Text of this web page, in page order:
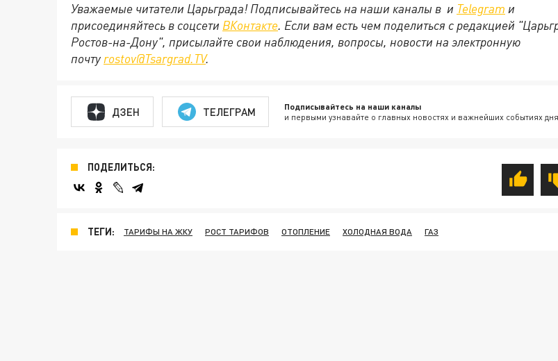
Уважаемые читатели Царьграда! Подписывайтесь на наши каналы в и Telegram и
присоединяйтесь в соцсети ВКонтакте. Если вам есть чем поделиться с редакцией
Ростов-на-Дону", присылайте свои наблюдения, вопросы, новости на электронную
почту rostov@Tsargrad.ТV.
ДЗЕН ТЕЛЕГРАМ Подписывайтесь на наши каналы
и первыми узнавайте о главных новостях и важнейших событиях
ПОДЕЛИТЬСЯ:
ТЕГИ: ТАРИФЫ НА ЖКУ РОСТ ТАРИФОВ ОТОПЛЕНИЕ ХОЛОДНАЯ ВОДА ГАЗ